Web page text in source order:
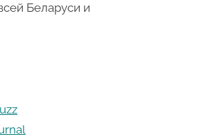
Беларуси и